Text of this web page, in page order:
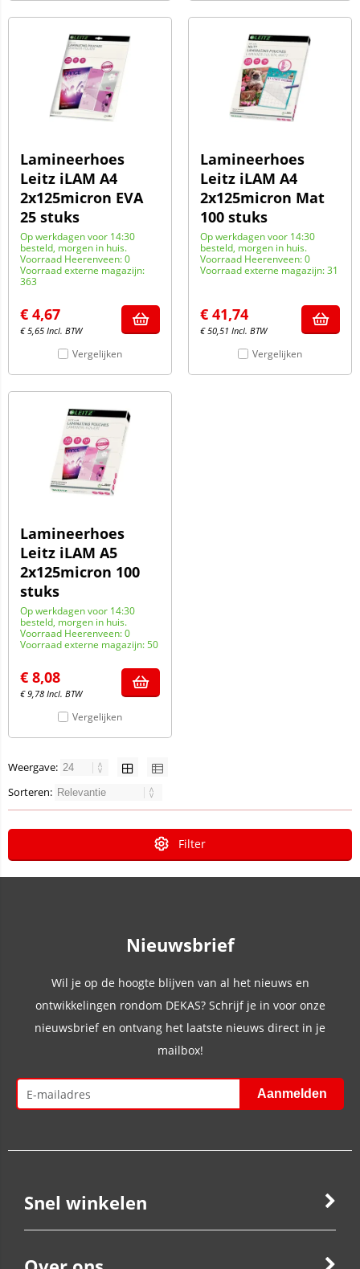
Lamineerhoes
Leitz iLAM A4
2x125micron EVA
25 stuks
Op werkdagen voor 14:30
besteld, morgen in huis.
Voorraad Heerenveen: 0
Voorraad externe magazijn:
363
€ 4,67
€5,65 Incl. BTW
Vergelijken
Lamineerhoes
Leitz iLAM A4
2x125micron Mat
100 stuks
Op werkdagen voor 14:30
besteld, morgen in huis.
Voorraad Heerenveen: 0
Voorraad externe magazijn: 31
€ 41,74
€50,51 Incl. BTW
Vergelijken
Lamineerhoes
Leitz iLAM A5
2x125micron 100
stuks
Op werkdagen voor 14:30
besteld, morgen in huis.
Voorraad Heerenveen: 0
Voorraad externe magazijn: 50
€ 8,08
€9,78 Incl. BTW
Vergelijken
Weergave:
Sorteren:
Filter
Nieuwsbrief
Wil je op de hoogte blijven van al het nieuws en
ontwikkelingen rondom DEKAS? Schrijf je in voor onze
nieuwsbrief en ontvang het laatste nieuws direct in je
mailbox!
Snel winkelen